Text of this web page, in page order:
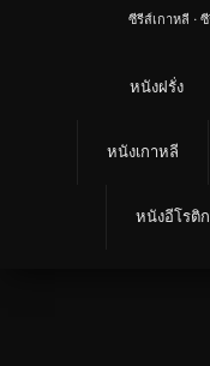
ซีรีส์เกาหลี ·
หนังฝรั่ง
หนังเกาหลี
หนังอีโรติก